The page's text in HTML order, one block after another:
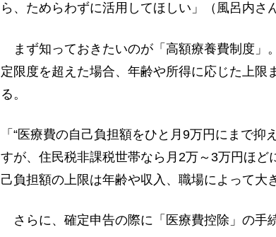
ら、ためらわずに活用してほしい」（風呂内さ
まず知っておきたいのが「高額療養費制度」
定限度を超えた場合、年齢や所得に応じた上限
る。
「“医療費の自己負担額をひと月9万円にまで抑
すが、住民税非課税世帯なら月2万～3万円ほど
己負担額の上限は年齢や収入、職場によって大
さらに、確定申告の際に「医療費控除」の手